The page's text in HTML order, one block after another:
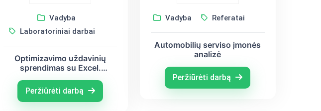
Vadyba
Laboratoriniai darbai
Optimizavimo uždavinių
sprendimas su Excel.
Peržiūrėti darbą
Vadyba Referatai
Automobilių serviso įmonės
analizė
Peržiūrėti darbą